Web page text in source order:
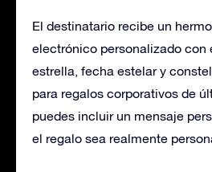
El destinatario recibe un
electrónico personalizado con
estrella, fecha estelar y
para regalos corporativos de
puedes incluir un mensaje
el regalo sea realmente